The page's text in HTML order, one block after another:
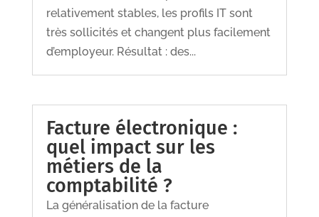
relativement stables, les profils IT sont
très sollicités et changent plus facilement
d’employeur. Résultat : des...
Facture électronique :
quel impact sur les
métiers de la
comptabilité ?
La généralisation de la facture